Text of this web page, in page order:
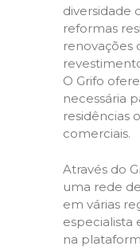
diversidade
reformas
renovações
O Grifo
necessária
residências
comerciais.
Através do
uma rede
em várias
especialista
na